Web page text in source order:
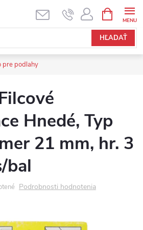
HĽADAŤ
pre podlahy
Hnedé, Typ
21 mm, hr. 3
bal
Podrobnosti hodnotenia